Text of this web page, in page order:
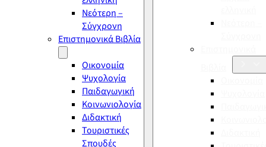
Νεότερη –
Σύγχρονη
Επιστημονικά Βιβλία
Οικονομία
Ψυχολογία
Παιδαγωγική
Κοινωνιολογία
Διδακτική
Τουριστικές
Σπουδές